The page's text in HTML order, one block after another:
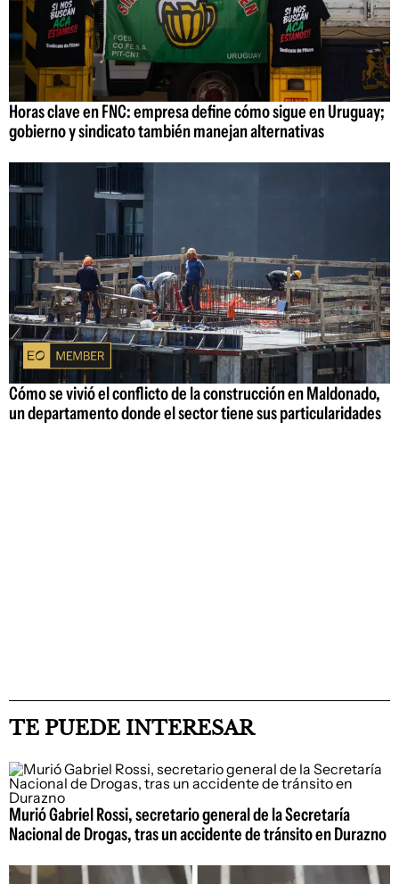
Horas clave en FNC: empresa define cómo sigue en Uruguay;
gobierno y sindicato también manejan alternativas
Cómo se vivió el conflicto de la construcción en Maldonado,
un departamento donde el sector tiene sus particularidades
TE PUEDE INTERESAR
Murió Gabriel Rossi, secretario general de la Secretaría
Nacional de Drogas, tras un accidente de tránsito en Durazno